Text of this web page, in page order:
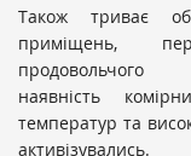
Також триває
приміщень,
наявність
температур та
активізувались.